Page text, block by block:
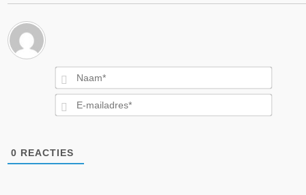
Naam*
E-
0 REACTIES